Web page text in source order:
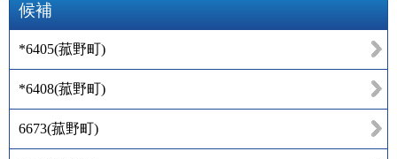
候補
*6405(菰野町)
*6408(菰野町)
6673(菰野町)